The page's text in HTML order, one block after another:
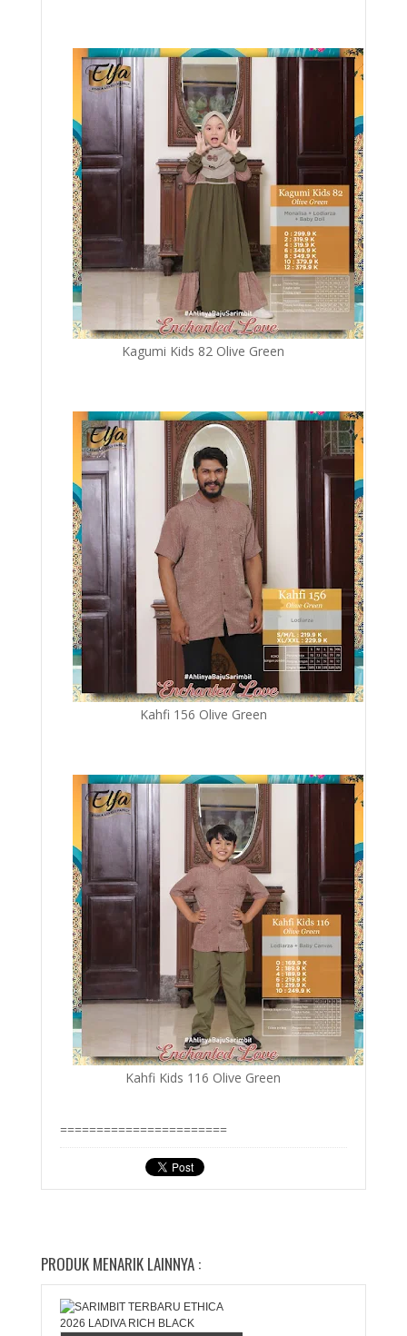
Kagumi Kids 82 Olive Green
Kahfi 156 Olive Green
Kahfi Kids 116 Olive Green
=======================
PRODUK MENARIK LAINNYA :